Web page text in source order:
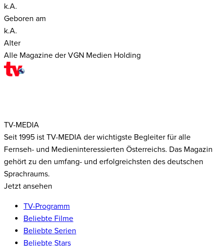
k.A.
Geboren am
k.A.
Alter
Alle Magazine der VGN Medien Holding
TV-MEDIA
Seit 1995 ist TV-MEDIA der wichtigste Begleiter für alle
Fernseh- und Medieninteressierten Österreichs. Das Magazin
gehört zu den umfang- und erfolgreichsten des deutschen
Sprachraums.
Jetzt ansehen
TV-Programm
Beliebte Filme
Beliebte Serien
Beliebte Stars